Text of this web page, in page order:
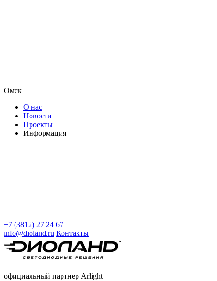
Омск
О нас
Новости
Проекты
Информация
+7 (3812) 27 24 67
info@dioland.ru Контакты
официальный партнер Arlight